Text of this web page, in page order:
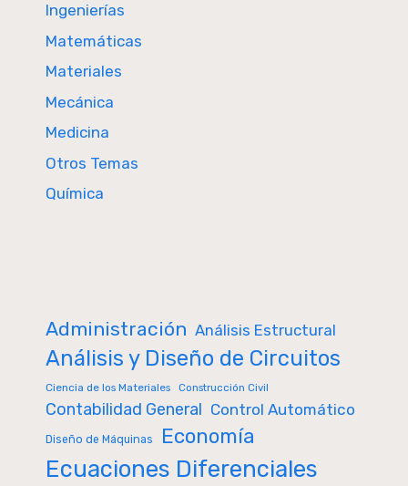
Ingenierías
Matemáticas
Materiales
Mecánica
Medicina
Otros Temas
Química
Administración Análisis Estructural
Análisis y Diseño de Circuitos
Ciencia de los Materiales Construcción Civil
Contabilidad General Control Automático
Diseño de Máquinas Economía
Ecuaciones Diferenciales